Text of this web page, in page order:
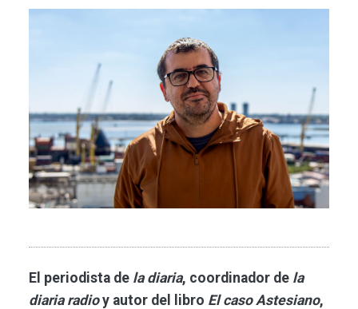
El periodista de la diaria, coordinador de la
diaria radioy autor del libro El caso Astesiano,